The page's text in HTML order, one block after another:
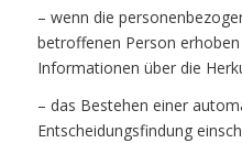
– wenn die
betroffenen Person
Informationen über die
– das Bestehen einer
Entscheidungsfindung